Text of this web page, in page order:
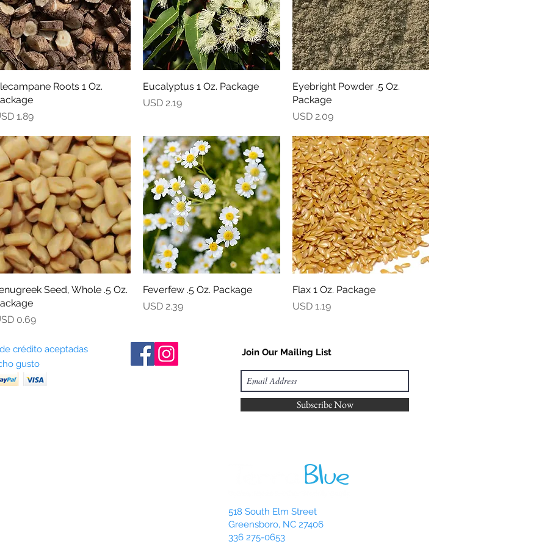
Vista rápida
Roots 1 Oz.
1.89
Vista rápida
Eucalyptus 1 Oz. Package
Precio
USD 2.19
Vista rápida
Eyebright Powder .5 Oz.
Package
Precio
USD 2.09
Vista rápida
Seed, Whole .5 Oz.
0.69
Vista rápida
Feverfew .5 Oz. Package
Precio
USD 2.39
Vista rápida
Flax 1 Oz. Package
Precio
USD 1.19
crédito aceptadas
gusto
Join Our Mailing List
Subscribe Now
518 South Elm Street
Greensboro, NC 27406
336 275-0653